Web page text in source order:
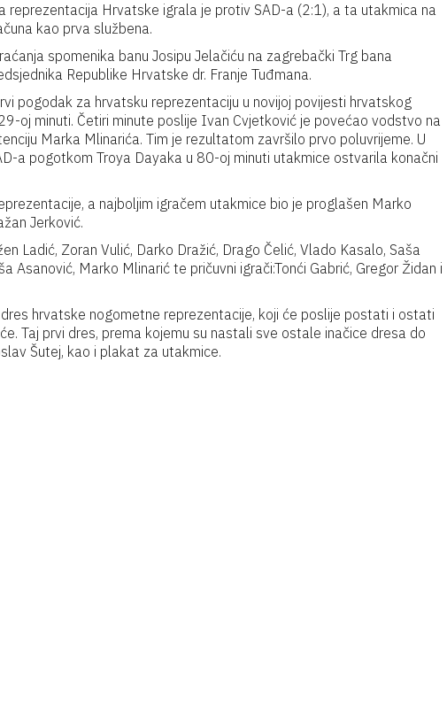
reprezentacija Hrvatske igrala je protiv SAD-a (2:1), a ta utakmica na
kao prva službena.
spomenika banu Josipu Jelačiću na zagrebački Trg bana
Republike Hrvatske dr. Franje Tuđmana.
pogodak za hrvatsku reprezentaciju u novijoj povijesti hrvatskog
oj minuti. Četiri minute poslije Ivan Cvjetković je povećao vodstvo na
Marka Mlinarića. Tim je rezultatom završilo prvo poluvrijeme. U
a pogotkom Troya Dayaka u 80-oj minuti utakmice ostvarila konačni
a najboljim igračem utakmice bio je proglašen Marko
Jerković.
Ladić, Zoran Vulić, Darko Dražić, Drago Čelić, Vlado Kasalo, Saša
Asanović, Marko Mlinarić te pričuvni igrači:Tonći Gabrić, Gregor Židan i
hrvatske nogometne reprezentacije, koji će poslije postati i ostati
Taj prvi dres, prema kojemu su nastali sve ostale inačice dresa do
Šutej, kao i plakat za utakmice.